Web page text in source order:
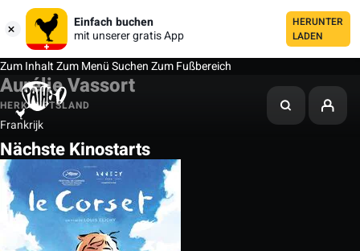
Einfach buchen
mit unserer gratis App
HERUNTER
LADEN
Zum InhaltZum MenüSuchenZum Fußbereich
Aurélie Vassort
HERKUNFTSLAND
Frankrijk
Nächste Kinostarts